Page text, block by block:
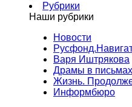
Рубрики
Наши рубрики
Новости
Варя Иштрякова
Драмы в письмах
Жизнь.
Информбюро